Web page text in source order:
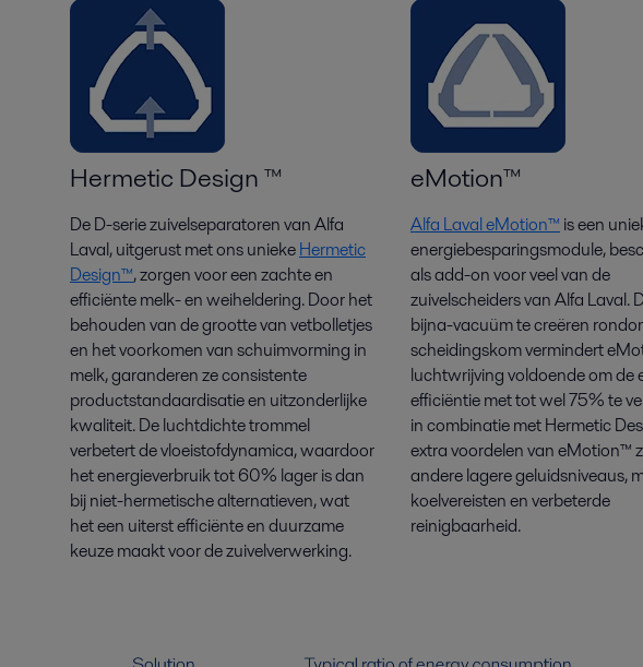
Hermetic Design ™
De D-serie zuivelseparatoren van Alfa
Laval, uitgerust met ons uniekeHermetic
Design™, zorgen voor een zachte en
efficiëntemelk-en weiheldering. Doorhet
behouden van de grootte van vetbolletjes
en het voorkomen van schuimvorming in
melk, garanderen ze consistente
productstandaardisatie en uitzonderlijke
kwaliteit. De luchtdichte trommel
verbetert de vloeistofdynamica, waardoor
het energieverbruik tot 60% lager is dan
bij niet-hermetische alternatieven, wat
het een uiterst efficiënte en duurzame
keuze maakt voor de zuivelverwerking.
eMotion™
Alfa Laval eMotion™ is een
energiebesparingsmodule,
als add-on voor veel van de
zuivelscheiders van Alfa Laval.
bijna-vacuüm te creëren
scheidingskom vermindert
luchtwrijving voldoende om de
efficiëntie met tot wel 75% te
in combinatie met Hermetic
extra voordelen van eMotion™
andere lagere geluidsniveaus,
koelvereisten en verbeterde
reinigbaarheid.